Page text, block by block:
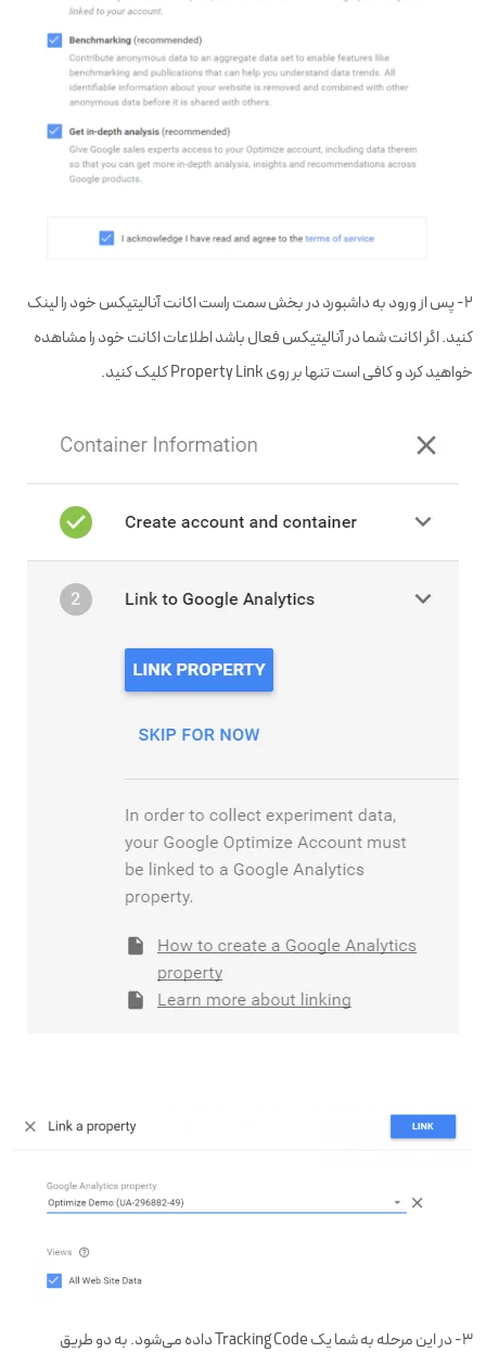
۲- پس از ورود به داشبورد در بخش سمت راست اکانت آنالیتیکس خود را لینک
کنید. اگر اکانت شما در آنالیتیکس فعال باشد اطلاعات اکانت خود را مشاهده
خواهید کرد و کافی است تنها بر روی Property Link کلیک کنید.
۳- در این مرحله به شما یک Tracking Code داده می‌شود. به دو طریق